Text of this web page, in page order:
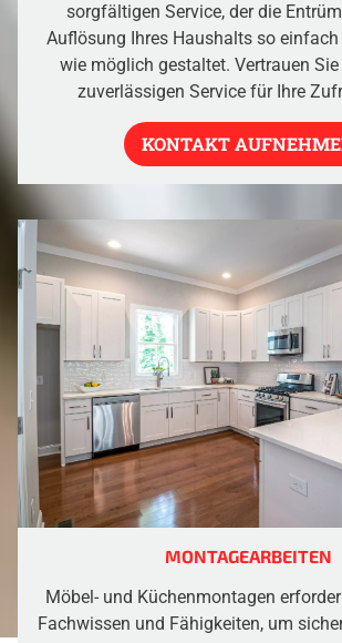
sorgfältigen Service, der die
Auflösung Ihres Haushalts so
wie möglich gestaltet. Vertrauen
zuverlässigen Service für Ihre
KONTAKT
MONTAGEARBEITEN
Möbel- und Küchenmontagen
Fachwissen und Fähigkeiten, um